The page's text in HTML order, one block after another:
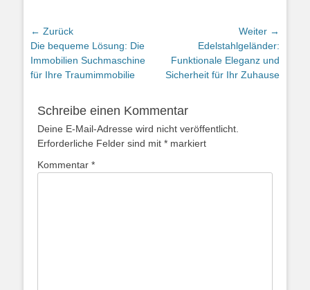
Beitragsnavigation
← Zurück
Vorheriger
Beitrag:
Die bequeme Lösung: Die
Immobilien Suchmaschine
für Ihre Traumimmobilie
Weiter →
Beitrag:
Edelstahlgeländer:
Funktionale Eleganz und
Sicherheit für Ihr Zuhause
Schreibe einen Kommentar
Deine E-Mail-Adresse wird nicht veröffentlicht.
Erforderliche Felder sind mit * markiert
Kommentar *